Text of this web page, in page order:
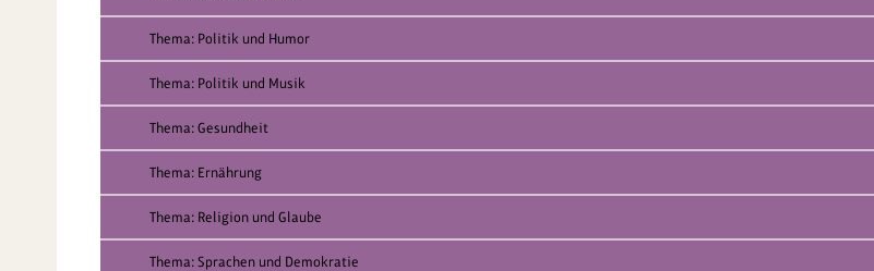
Thema: Politik und Humor
Thema: Politik und Musik
Thema: Gesundheit
Thema: Ernährung
Thema: Religion und Glaube
Thema: Sprachen und Demokratie